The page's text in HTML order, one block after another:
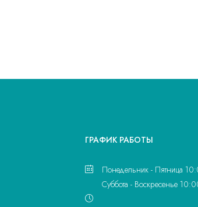
ГРАФИК РАБОТЫ
Понедельник - Пятница
Суббота - Воскресенье